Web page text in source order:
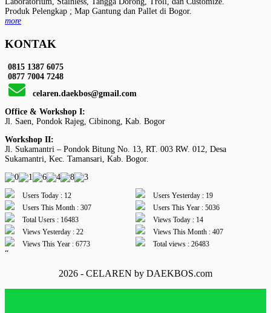
Produk Pelengkap ; Map Gantung dan Pallet di Bogor.
more
KONTAK
0815 1387 6075
0877 7004 7248
celaren.daekbos@gmail.com
Office & Workshop I:
Jl. Saen, Pondok Rajeg, Cibinong, Kab. Bogor
Workshop II:
Jl. Sukamantri – Pondok Bitung No. 13, RT. 003 RW. 012, Desa
Sukamantri, Kec. Tamansari, Kab. Bogor.
Users Today : 12
Users Yesterday : 19
Users This Month : 307
Users This Year : 5036
Total Users : 16483
Views Today : 14
Views Yesterday : 22
Views This Month : 407
Views This Year : 6773
Total views : 26483
“
2026 - CELAREN by DAEKBOS.com